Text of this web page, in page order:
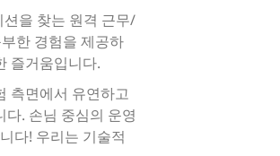
을 찾는 원격 근무/
한 경험을 제공하
즐거움입니다.
측면에서 유연하고
. 손님 중심의 운영
다! 우리는 기술적